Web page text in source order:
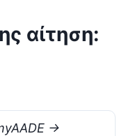
αίτηση:
→